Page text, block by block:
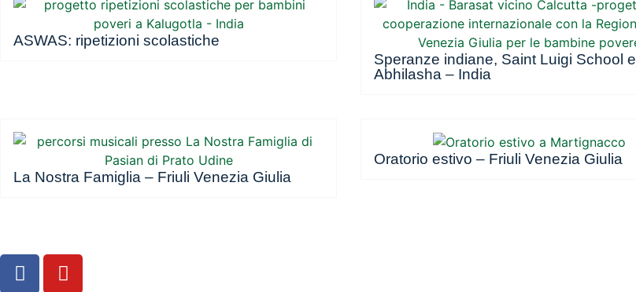
ASWAS: ripetizioni scolastiche
Speranze indiane, Saint Luigi School e
Abhilasha – India
La Nostra Famiglia – Friuli Venezia Giulia
Oratorio estivo – Friuli Venezia Giulia